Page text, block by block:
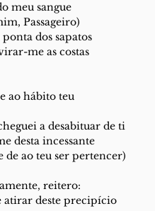
meu sangue
Passageiro)
dos sapatos
me as costas
ao hábito teu
a desabituar de ti
desta incessante
de ao teu ser pertencer)
reitero:
atirar deste precipício